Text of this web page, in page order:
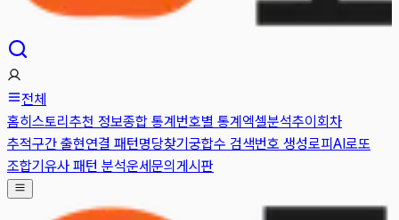
전체
홈히스토리 추천 정보종합 통계번호별 통계엑셀분석추이 회차
추적구간 출현연결 패턴명당찾기궁합수 검색번호 생성로피AI로또
조합기유사 패턴 분석운세문의게시판